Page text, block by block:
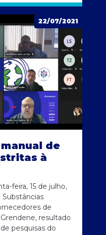
22/07/2021
de
à
feira, 15 de julho,
de
resultado
pesquisas do